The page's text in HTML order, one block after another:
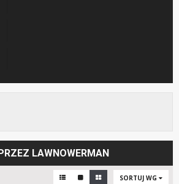
LAWNOWERMAN
SORTUJ WG